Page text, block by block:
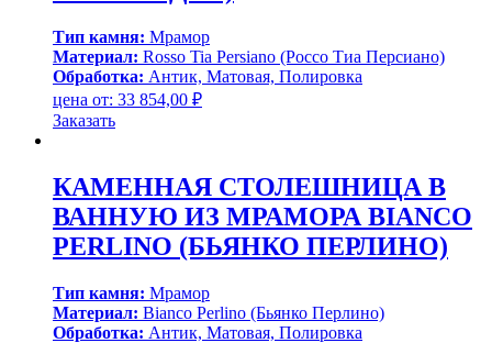
Тип камня: Мрамор
Материал: Rosso Tia Persiano (Россо Тиа Персиано)
Обработка: Антик, Матовая, Полировка
цена от: 33 854,00 ₽
Заказать
КАМЕННАЯ СТОЛЕШНИЦА В
ВАННУЮ ИЗ МРАМОРА BIANCO
PERLINO (БЬЯНКО ПЕРЛИНО)
Тип камня: Мрамор
Материал: Bianco Perlino (Бьянко Перлино)
Обработка: Антик, Матовая, Полировка